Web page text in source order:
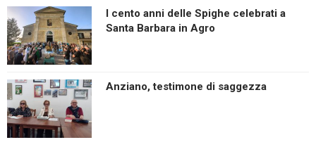
I cento anni delle Spighe celebrati a
Santa Barbara in Agro
Anziano, testimone di saggezza